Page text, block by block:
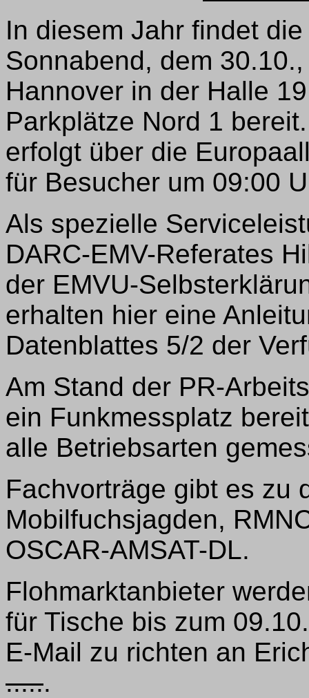
In diesem Jahr findet
Sonnabend, dem
Hannover in der Halle
Parkplätze Nord 1
erfolgt über die
für Besucher um 09:00
Als spezielle
DARC-EMV-Referates
der EMVU-
erhalten hier eine
Datenblattes 5/2 der
Am Stand der PR-
ein Funkmessplatz
alle Betriebsarten
Fachvorträge gibt es zu
Mobilfuchsjagden,
OSCAR-AMSAT-DL.
Flohmarktanbieter
für Tische bis zum
E-Mail zu richten an
......